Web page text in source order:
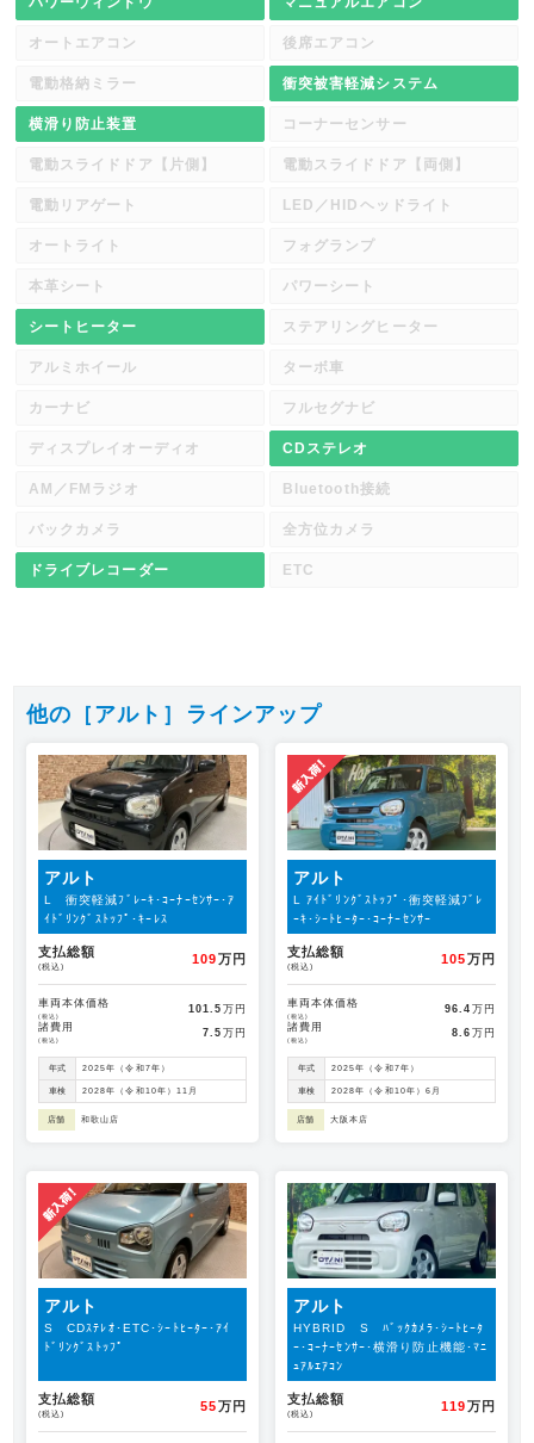
オートエアコン 後席エアコン
電動格納ミラー 衝突被害軽減システム
横滑り防止装置 コーナーセンサー
電動スライドドア【片側】 電動スライドドア【両側】
電動リアゲート LED／HIDヘッドライト
オートライト フォグランプ
本革シート パワーシート
シートヒーター ステアリングヒーター
アルミホイール ターボ車
カーナビ フルセグナビ
ディスプレイオーディオ CDステレオ
AM／FMラジオ Bluetooth接続
バックカメラ 全方位カメラ
ドライブレコーダー ETC
他の［アルト］ラインアップ
アルト
L 衝突軽減ﾌﾞﾚｰｷ･ｺｰﾅｰｾﾝｻｰ･ｱ
ｲﾄﾞﾘﾝｸﾞｽﾄｯﾌﾟ･ｷｰﾚｽ
支払総額
(税込)
109万円
車両本体価格
(税込)
101.5 万円
諸費用
(税込)
7.5 万円
年式 2025年（令和7年）
車検 2028年（令和10年）11月
店舗 和歌山店
アルト
L ｱｲﾄﾞﾘﾝｸﾞｽﾄｯﾌﾟ･衝突軽減ﾌﾞﾚ
ｰｷ･ｼｰﾄﾋｰﾀｰ･ｺｰﾅｰｾﾝｻｰ
支払総額
(税込)
105万円
車両本体価格
(税込)
96.4 万円
諸費用
(税込)
8.6 万円
年式 2025年（令和7年）
車検 2028年（令和10年）6月
店舗 大阪本店
アルト
S CDｽﾃﾚｵ･ETC･ｼｰﾄﾋｰﾀｰ･ｱｲ
ﾄﾞﾘﾝｸﾞｽﾄｯﾌﾟ
支払総額
(税込)
55万円
アルト
HYBRID S ﾊﾞｯｸｶﾒﾗ･ｼｰﾄﾋｰﾀ
ｰ･ｺｰﾅｰｾﾝｻｰ･横滑り防止機能･ﾏﾆ
ｭｱﾙｴｱｺﾝ
支払総額
(税込)
119万円